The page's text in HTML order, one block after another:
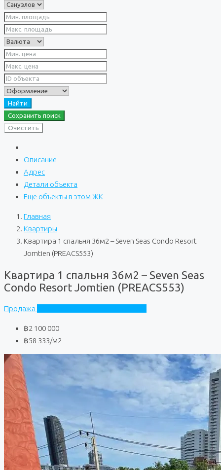
Найти
Сохранить поиск
Очистить
Описание
Адрес
Детали объекта
Еще объекты в этом ЖК
Главная
Квартиры
Квартира 1 спальня 36м2 – Seven Seas Condo Resort
Jomtien (PREACS553)
Квартира 1 спальня 36м2 – Seven Seas
Condo Resort Jomtien (PREACS553)
Продажа
฿2 100 000
฿58 333/м2